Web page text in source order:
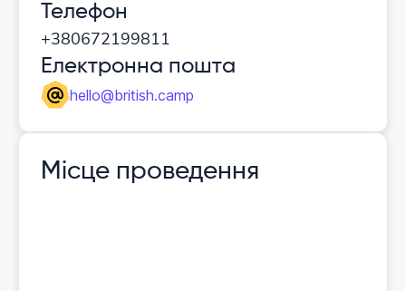
Телефон
+380672199811
Електронна пошта
hello@british.camp
Місце проведення